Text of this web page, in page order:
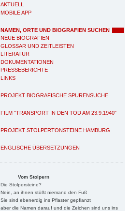
AKTUELL
MOBILE APP
NAMEN, ORTE UND BIOGRAFIEN SUCHEN
NEUE BIOGRAFIEN
GLOSSAR UND ZEITLEISTEN
LITERATUR
DOKUMENTATIONEN
PRESSEBERICHTE
LINKS
PROJEKT BIOGRAFISCHE SPURENSUCHE
FILM "TRANSPORT IN DEN TOD AM 23.9.1940"
PROJEKT STOLPERTONSTEINE HAMBURG
ENGLISCHE ÜBERSETZUNGEN
Vom Stolpern
Die Stolpersteine?
Nein, an ihnen stößt niemand den Fuß
Sie sind ebenerdig ins Pflaster gepflanzt
aber die Namen darauf und die Zeichen sind uns ins